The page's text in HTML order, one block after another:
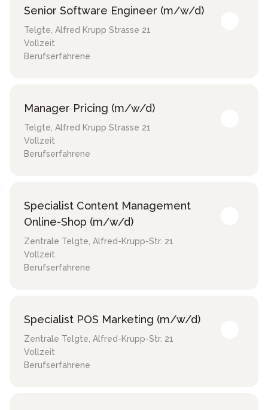
Senior Software Engineer (m/w/d)
Telgte, Alfred Krupp Strasse 21
Vollzeit
Berufserfahrene
Manager Pricing (m/w/d)
Telgte, Alfred Krupp Strasse 21
Vollzeit
Berufserfahrene
Specialist Content Management
Online-Shop (m/w/d)
Zentrale Telgte, Alfred-Krupp-Str. 21
Vollzeit
Berufserfahrene
Specialist POS Marketing (m/w/d)
Zentrale Telgte, Alfred-Krupp-Str. 21
Vollzeit
Berufserfahrene